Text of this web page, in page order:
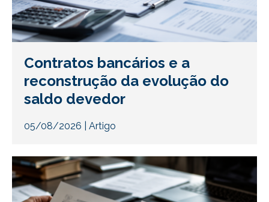
Contratos bancários e a
reconstrução da evolução do
saldo devedor
05/08/2026 Artigo